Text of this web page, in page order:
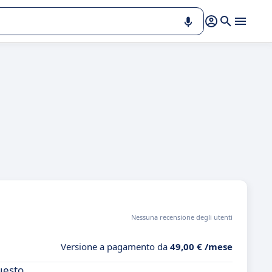
Nessuna recensione degli utenti
Versione a pagamento da 49,00 € /mese